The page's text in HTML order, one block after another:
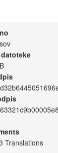
Translations